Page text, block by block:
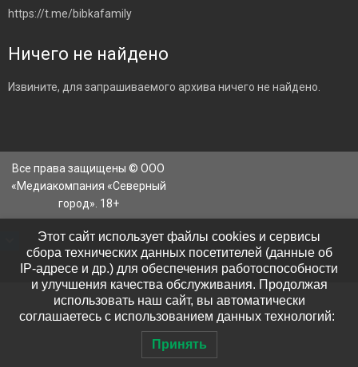
https://t.me/bibkafamily
Ничего не найдено
Извините, для запрашиваемого архива ничего не найдено.
Все права защищены © ООО
«Медиакомпания «Северный
город». 18+
Этот сайт использует файлы cookies и сервисы
сбора технических данных посетителей (данные об
IP-адресе и др.) для обеспечения работоспособности
и улучшения качества обслуживания. Продолжая
использовать наш сайт, вы автоматически
соглашаетесь с использованием данных технологий:
Принять